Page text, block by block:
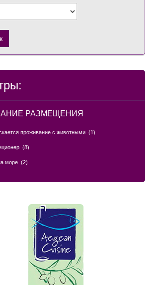
РАЗМЕЩЕНИЯ
проживание с животными (1)
(8)
море (2)